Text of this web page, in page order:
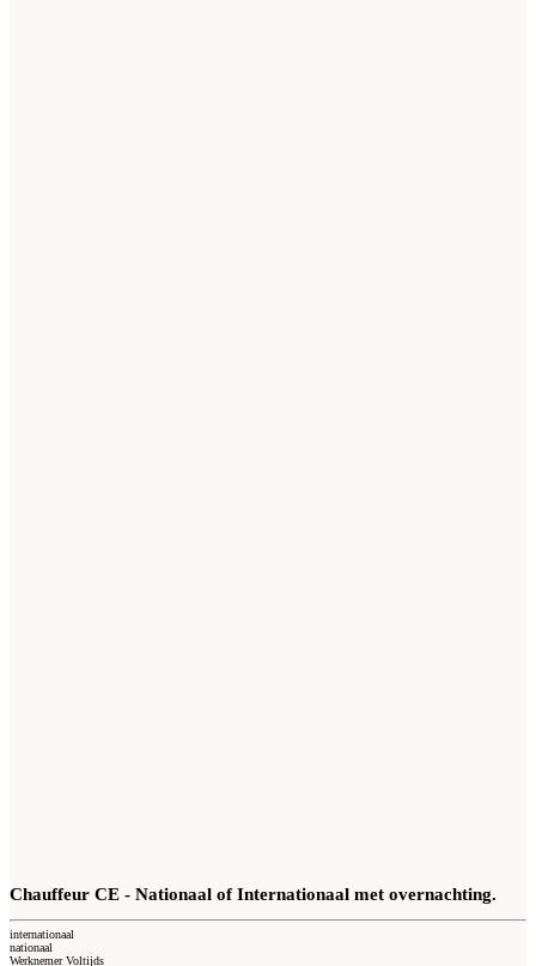
Chauffeur CE - Nationaal of Internationaal met overnachting.
internationaal
nationaal
Werknemer Voltijds